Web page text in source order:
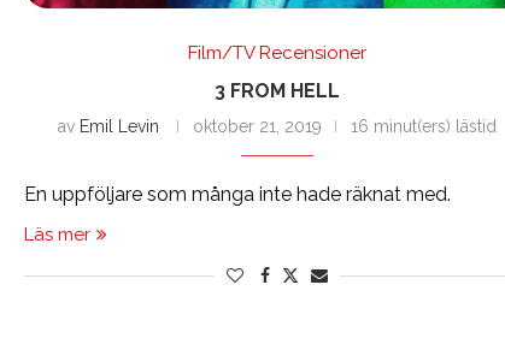
Film/TV Recensioner
3 FROM HELL
av Emil Levin oktober 21, 2019 16 minut(ers) lästid
En uppföljare som många inte hade räknat med.
Läs mer